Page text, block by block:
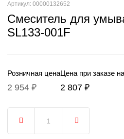
Артикул: 00000132652
Смеситель для
SL133-001F
Розничная цена
2 954 ₽
Цена при заказе
2 807 ₽